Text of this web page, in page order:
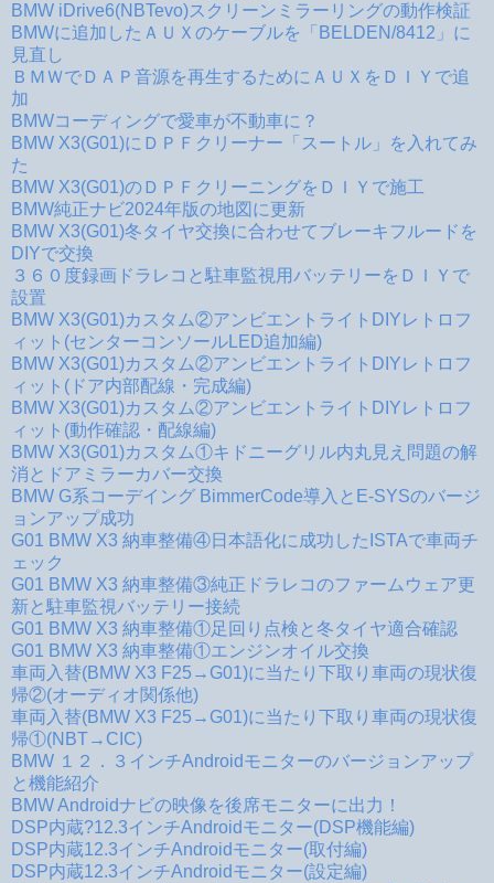
BMW iDrive6(NBTevo)スクリーンミラーリングの動作検証
BMWに追加したＡＵＸのケーブルを「BELDEN/8412」に
見直し
ＢＭＷでＤＡＰ音源を再生するためにＡＵＸをＤＩＹで追
加
BMWコーディングで愛車が不動車に？
BMW X3(G01)にＤＰＦクリーナー「スートル」を入れてみ
た
BMW X3(G01)のＤＰＦクリーニングをＤＩＹで施工
BMW純正ナビ2024年版の地図に更新
BMW X3(G01)冬タイヤ交換に合わせてブレーキフルードを
DIYで交換
３６０度録画ドラレコと駐車監視用バッテリーをＤＩＹで
設置
BMW X3(G01)カスタム②アンビエントライトDIYレトロフ
ィット(センターコンソールLED追加編)
BMW X3(G01)カスタム②アンビエントライトDIYレトロフ
ィット(ドア内部配線・完成編)
BMW X3(G01)カスタム②アンビエントライトDIYレトロフ
ィット(動作確認・配線編)
BMW X3(G01)カスタム①キドニーグリル内丸見え問題の解
消とドアミラーカバー交換
BMW G系コーデイング BimmerCode導入とE-SYSのバージ
ョンアップ成功
G01 BMW X3 納車整備④日本語化に成功したISTAで車両チ
ェック
G01 BMW X3 納車整備③純正ドラレコのファームウェア更
新と駐車監視バッテリー接続
G01 BMW X3 納車整備①足回り点検と冬タイヤ適合確認
G01 BMW X3 納車整備①エンジンオイル交換
車両入替(BMW X3 F25→G01)に当たり下取り車両の現状復
帰②(オーディオ関係他)
車両入替(BMW X3 F25→G01)に当たり下取り車両の現状復
帰①(NBT→CIC)
BMW １２．３インチAndroidモニターのバージョンアップ
と機能紹介
BMW Androidナビの映像を後席モニターに出力！
DSP内蔵?12.3インチAndroidモニター(DSP機能編)
DSP内蔵12.3インチAndroidモニター(取付編)
DSP内蔵12.3インチAndroidモニター(設定編)